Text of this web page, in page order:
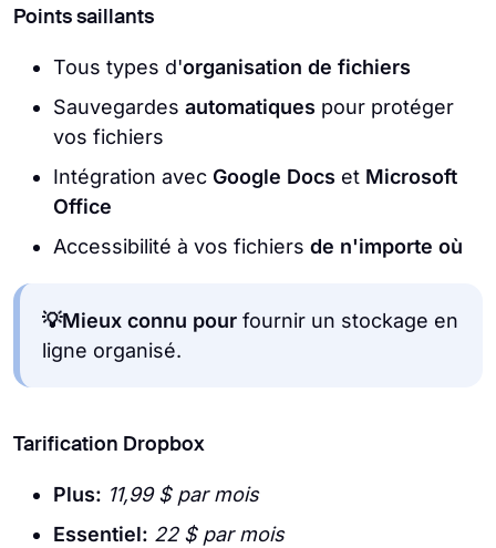
Points saillants
Tous types d'organisation de fichiers
Sauvegardes automatiques pour protéger
vos fichiers
Intégration avec Google Docs et Microsoft
Office
Accessibilité à vos fichiers de n'importe où
💡Mieux connu pour fournir un stockage en
ligne organisé.
Tarification Dropbox
Plus: 11,99 $ par mois
Essentiel: 22 $ par mois